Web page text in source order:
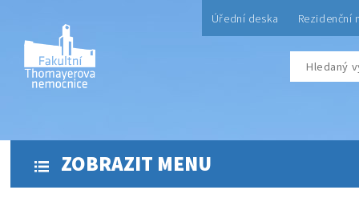
Úřední deska Rezidenční
ZOBRAZIT MENU